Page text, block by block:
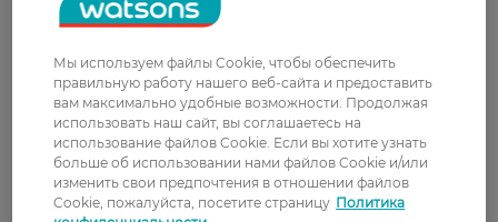
Не наносите средство на область вокруг глаз
и губ. Избегайте попадания в глаза и на
слизистые оболочки. В случае попадания в
глаза тщательно промойте их большим
количеством воды.
Страна-производитель:Украина
Мы используем файлы Cookie, чтобы обеспечить
правильную работу нашего веб-сайта и предоставить
вам максимально удобные возможности. Продолжая
использовать наш сайт, вы соглашаетесь на
использование файлов Cookie. Если вы хотите узнать
больше об использовании нами файлов Cookie и/или
изменить свои предпочтения в отношении файлов
Cookie, пожалуйста, посетите страницу Политика